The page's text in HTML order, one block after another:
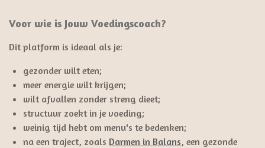
Voor wie is Jouw Voedingscoach?
Dit platform is ideaal als je:
gezonder wilt eten;
meer energie wilt krijgen;
wilt afvallen zonder streng dieet;
structuur zoekt in je voeding;
weinig tijd hebt om menu's te bedenken;
na een traject, zoals Darmen in Balans, een gezonde